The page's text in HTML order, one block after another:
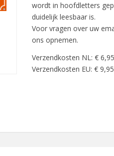
wordt in hoofdletters
duidelijk leesbaar is.
Voor vragen over uw
ons opnemen.
Verzendkosten NL: € 6,95
Verzendkosten EU: € 9,95